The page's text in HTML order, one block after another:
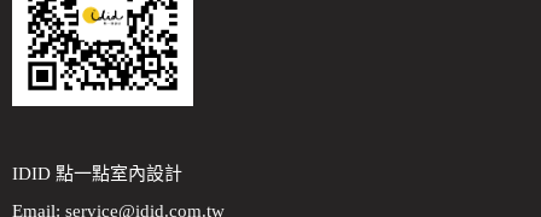
IDID 點一點室內設計
Email: service@idid.com.tw